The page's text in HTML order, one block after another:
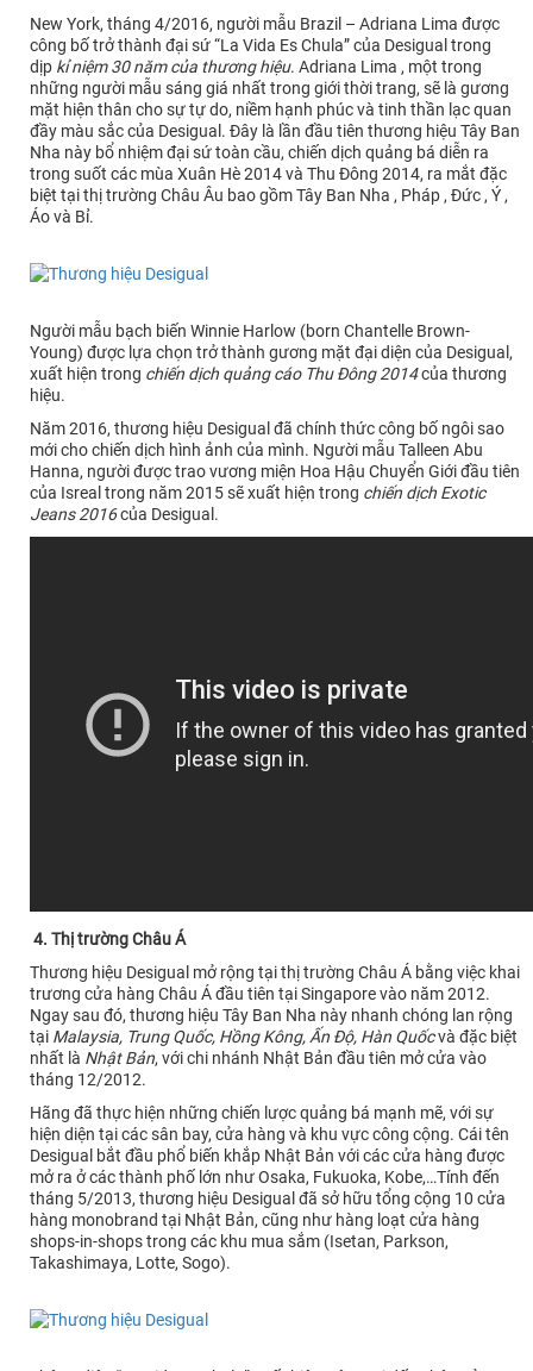
New York, tháng 4/2016, người mẫu Brazil – Adriana Lima được
công bố trở thành đại sứ “La Vida Es Chula” của Desigual trong
dịp kỉ niệm 30 năm của thương hiệu. Adriana Lima , một trong
những người mẫu sáng giá nhất trong giới thời trang, sẽ là gương
mặt hiện thân cho sự tự do, niềm hạnh phúc và tinh thần lạc quan
đầy màu sắc của Desigual. Đây là lần đầu tiên thương hiệu Tây Ban
Nha này bổ nhiệm đại sứ toàn cầu, chiến dịch quảng bá diễn ra
trong suốt các mùa Xuân Hè 2014 và Thu Đông 2014, ra mắt đặc
biệt tại thị trường Châu Âu bao gồm Tây Ban Nha , Pháp , Đức , Ý ,
Áo và Bỉ.
Người mẫu bạch biến Winnie Harlow (born Chantelle Brown-
Young) được lựa chọn trở thành gương mặt đại diện của Desigual,
xuất hiện trong chiến dịch quảng cáo Thu Đông 2014của thương
hiệu.
Năm 2016, thương hiệu Desigual đã chính thức công bố ngôi sao
mới cho chiến dịch hình ảnh của mình. Người mẫu Talleen Abu
Hanna, người được trao vương miện Hoa Hậu Chuyển Giới đầu tiên
của Isreal trong năm 2015 sẽ xuất hiện trong chiến dịch Exotic
Jeans 2016của Desigual.
4. Thị trường Châu Á
Thương hiệu Desigual mở rộng tại thị trường Châu Á bằng việc khai
trương cửa hàng Châu Á đầu tiên tại Singapore vào năm 2012.
Ngay sau đó, thương hiệu Tây Ban Nha này nhanh chóng lan rộng
tại Malaysia, Trung Quốc, Hồng Kông, Ấn Độ, Hàn Quốcvà đặc biệt
nhất là Nhật Bản, với chi nhánh Nhật Bản đầu tiên mở cửa vào
tháng 12/2012.
Hãng đã thực hiện những chiến lược quảng bá mạnh mẽ, với sự
hiện diện tại các sân bay, cửa hàng và khu vực công cộng. Cái tên
Desigual bắt đầu phổ biến khắp Nhật Bản với các cửa hàng được
mở ra ở các thành phố lớn như Osaka, Fukuoka, Kobe,…Tính đến
tháng 5/2013, thương hiệu Desigual đã sở hữu tổng cộng 10 cửa
hàng monobrand tại Nhật Bản, cũng như hàng loạt cửa hàng
shops-in-shops trong các khu mua sắm (Isetan, Parkson,
Takashimaya, Lotte, Sogo).